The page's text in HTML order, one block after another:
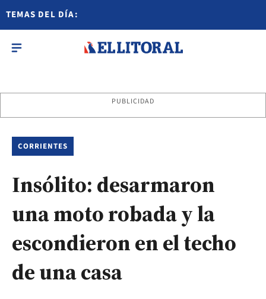
TEMAS DEL DÍA:
PUBLICIDAD
CORRIENTES
Insólito: desarmaron
una moto robada y la
escondieron en el techo
de una casa